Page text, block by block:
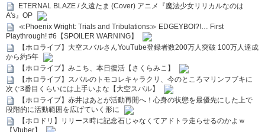
ETERNAL BLAZE / 久遠たま (Cover) アニメ『魔法少女リリカルなのは
A's』OP
≪Phoenix Wright: Trials and Tribulations≫ EDGEYBOI?!… First
Playthrough! #6【SPOILER WARNING】
【ホロライブ】大空スバルさんYouTube登録者数200万人突破 100万人達成
から約5年
【ホロライブ】みこち、本日復活【さくらみこ】
【ホロライブ】スバルのトモコレキャラクリ、今のところマリンフブキに
次ぐ3番目くらいには上手いよな【大空スバル】
【ホロライブ】赤井はあとが活動再開へ！心身の状態を最優先にした上で
段階的に活動範囲を広げていく形に
【ホロドリ】リリース時に記念石じゃなくてアドトラ走らせるのかよｗ